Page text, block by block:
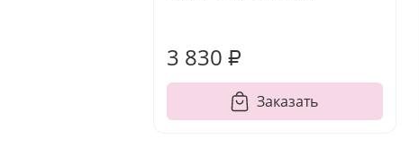
3 830 ₽
Заказать